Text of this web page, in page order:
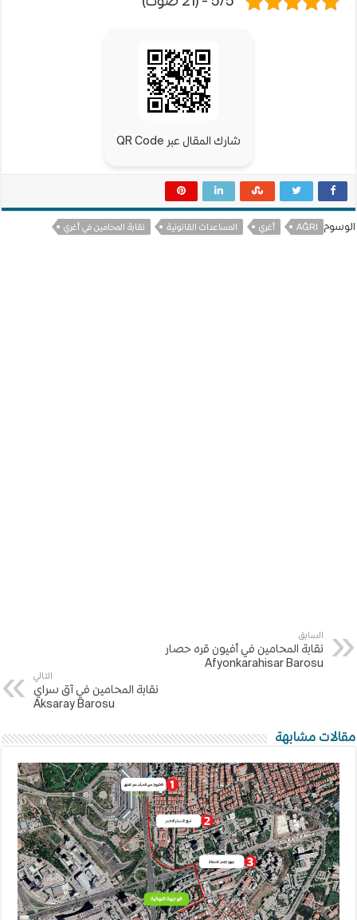
شارك المقال عبر QR Code
الوسوم AĞRI أغري المساعدات القانونية نقابة المحامين في أغري
السابق
نقابة المحامين في أفيون قره حصار
Afyonkarahisar Barosu
التالي
نقابة المحامين في آق سراي
Aksaray Barosu
مقالات مشابهة